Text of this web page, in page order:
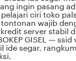
ingin pasang
ciri toko
tontonan wajib
server stabil
GISEL —
ide segar.